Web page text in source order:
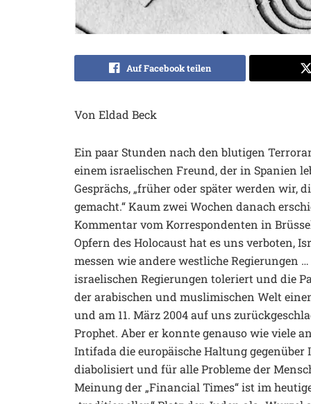
Auf Facebook teilen
Von Eldad Beck
Ein paar Stunden nach den blutigen
einem israelischen Freund, der in Spanien
Gesprächs, „früher oder später werden
gemacht.“ Kaum zwei Wochen danach
Kommentar vom Korrespondenten in
Opfern des Holocaust hat es uns verboten,
messen wie andere westliche Regierungen
israelischen Regierungen toleriert und die
der arabischen und muslimischen Welt
und am 11. März 2004 auf uns
Prophet. Aber er konnte genauso wie viele
Intifada die europäische Haltung
diabolisiert und für alle Probleme der
Meinung der „Financial Times“ ist im